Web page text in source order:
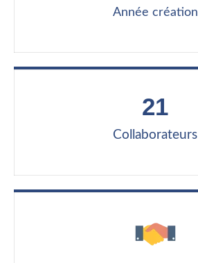
Année création
Collaborateurs
21